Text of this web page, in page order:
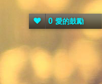
0 愛的鼓勵